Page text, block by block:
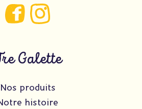
Galette
Nos produits
histoire